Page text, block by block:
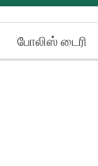
போலிஸ் டைரி